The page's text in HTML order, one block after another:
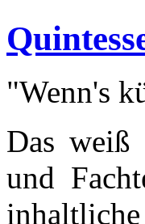
"Wenn's
Das weiß
und